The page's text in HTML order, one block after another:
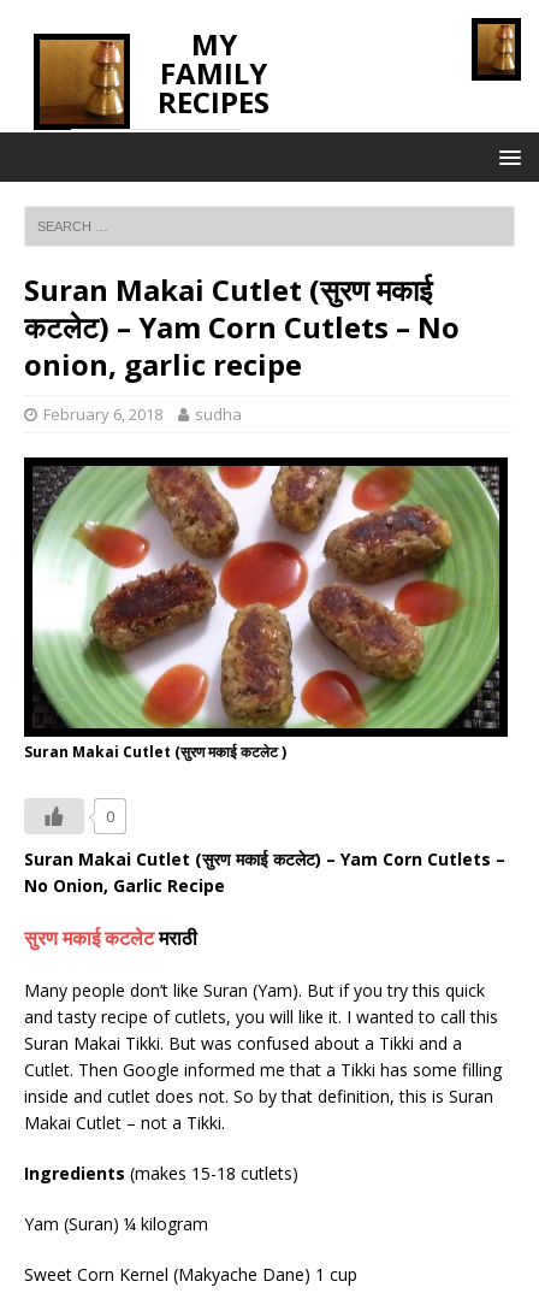
MY
FAMILY
RECIPES
Suran Makai Cutlet (सुरण मकाई
कटलेट) – Yam Corn Cutlets – No
onion, garlic recipe
February 6, 2018 sudha
Suran Makai Cutlet (सुरण मकाई कटलेट )
0
Suran Makai Cutlet (सुरण मकाई कटलेट) – Yam Corn Cutlets –
No Onion, Garlic Recipe
सुरण मकाई कटलेटमराठी
Many people don’t like Suran (Yam). But if you try this quick
and tasty recipe of cutlets, you will like it. I wanted to call this
Suran Makai Tikki. But was confused about a Tikki and a
Cutlet. Then Google informed me that a Tikki has some filling
inside and cutlet does not. So by that definition, this is Suran
Makai Cutlet – not a Tikki.
Ingredients (makes 15-18 cutlets)
Yam (Suran) ¼ kilogram
Sweet Corn Kernel (Makyache Dane) 1 cup